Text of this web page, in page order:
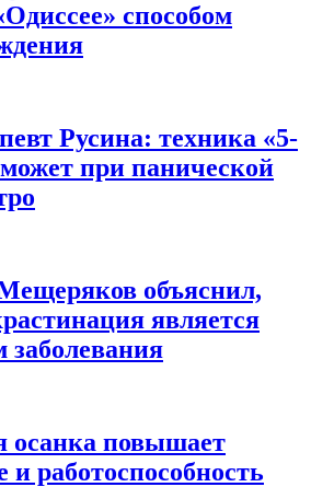
способом
Русина: техника «5-
при панической
объяснил,
является
осанка повышает
и работоспособность